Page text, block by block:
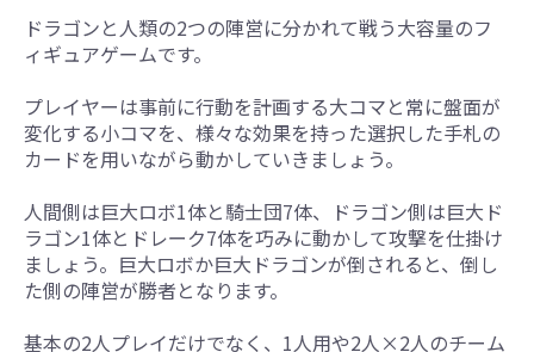
ドラゴンと人類の2つの陣営に分かれて戦う大容量のフ
ィギュアゲームです。
プレイヤーは事前に行動を計画する大コマと常に盤面が
変化する小コマを、様々な効果を持った選択した手札の
カードを用いながら動かしていきましょう。
人間側は巨大ロボ1体と騎士団7体、ドラゴン側は巨大ド
ラゴン1体とドレーク7体を巧みに動かして攻撃を仕掛け
ましょう。巨大ロボか巨大ドラゴンが倒されると、倒し
た側の陣営が勝者となります。
基本の2人プレイだけでなく、1人用や2人×2人のチーム